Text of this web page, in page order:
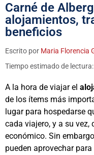
Carné de
alojamientos,
beneficios
Escrito por Maria Florencia
Tiempo estimado de
A la hora de viajar el
de los ítems más
lugar para hospedarse
cada viajero, y a su vez,
económico. Sin
pueden aprovechar para